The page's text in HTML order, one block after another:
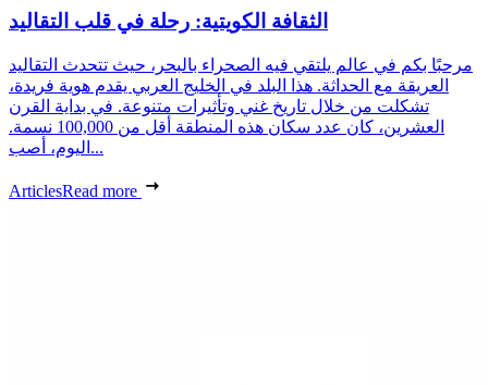
الثقافة الكويتية: رحلة في قلب التقاليد
مرحبًا بكم في عالم يلتقي فيه الصحراء بالبحر، حيث تتحدث التقاليد
العريقة مع الحداثة. هذا البلد في الخليج العربي يقدم هوية فريدة،
تشكلت من خلال تاريخ غني وتأثيرات متنوعة. في بداية القرن
العشرين، كان عدد سكان هذه المنطقة أقل من 100,000 نسمة.
اليوم، أصب...
ArticlesRead more